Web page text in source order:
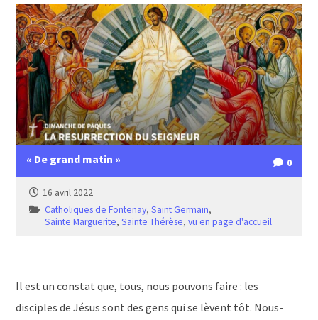
« De grand matin » 0
16 avril 2022
Catholiques de Fontenay,Saint Germain,
Sainte Marguerite,Sainte Thérèse,vu en page d'accueil
Il est un constat que, tous, nous pouvons faire : les
disciples de Jésus sont des gens qui se lèvent tôt. Nous-